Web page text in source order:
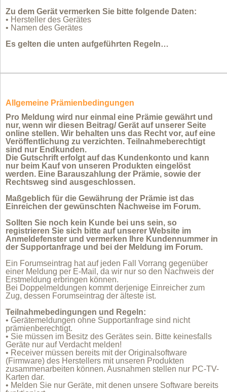
Zu dem Gerät vermerken Sie bitte folgende Daten:
• Hersteller des Gerätes
• Namen des Gerätes
Es gelten die unten aufgeführten Regeln…
Allgemeine Prämienbedingungen
Pro Meldung wird nur einmal eine Prämie gewährt und
nur, wenn wir diesen Beitrag/ Gerät auf unserer Seite
online stellen. Wir behalten uns das Recht vor, auf eine
Veröffentlichung zu verzichten. Teilnahmeberechtigt
sind nur Endkunden.
Die Gutschrift erfolgt auf das Kundenkonto und kann
nur beim Kauf von unseren Produkten eingelöst
werden. Eine Barauszahlung der Prämie, sowie der
Rechtsweg sind ausgeschlossen.
Maßgeblich für die Gewährung der Prämie ist das
Einreichen der gewünschten Nachweise im Forum.
Sollten Sie noch kein Kunde bei uns sein, so
registrieren Sie sich bitte auf unserer Website im
Anmeldefenster und vermerken Ihre Kundennummer in
der Supportanfrage und bei der Meldung im Forum.
Ein Forumseintrag hat auf jeden Fall Vorrang gegenüber
einer Meldung per E-Mail, da wir nur so den Nachweis der
Erstmeldung erbringen können.
Bei Doppelmeldungen kommt derjenige Einreicher zum
Zug, dessen Forumseintrag der älteste ist.
Teilnahmebedingungen und Regeln:
• Gerätemeldungen ohne Supportanfrage sind nicht
prämienberechtigt.
• Sie müssen im Besitz des Gerätes sein. Bitte keinesfalls
Geräte nur auf Verdacht melden!
• Receiver müssen bereits mit der Originalsoftware
(Firmware) des Herstellers mit unseren Produkten
zusammenarbeiten können. Ausnahmen stellen nur PC-TV-
Karten dar.
• Melden Sie nur Geräte, mit denen unsere Software bereits